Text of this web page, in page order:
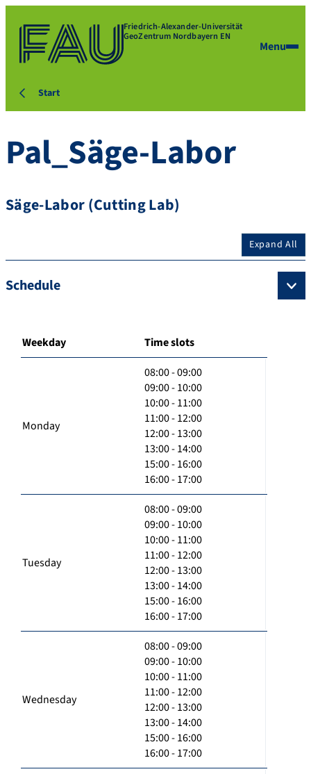
Friedrich-Alexander-Universität
GeoZentrum Nordbayern EN
Menu
Start
Pal_Säge-Labor
Säge-Labor (Cutting Lab)
Expand All
Schedule
Weekday Time slots
Monday
08:00 - 09:00
09:00 - 10:00
10:00 - 11:00
11:00 - 12:00
12:00 - 13:00
13:00 - 14:00
15:00 - 16:00
16:00 - 17:00
Tuesday
08:00 - 09:00
09:00 - 10:00
10:00 - 11:00
11:00 - 12:00
12:00 - 13:00
13:00 - 14:00
15:00 - 16:00
16:00 - 17:00
Wednesday
08:00 - 09:00
09:00 - 10:00
10:00 - 11:00
11:00 - 12:00
12:00 - 13:00
13:00 - 14:00
15:00 - 16:00
16:00 - 17:00